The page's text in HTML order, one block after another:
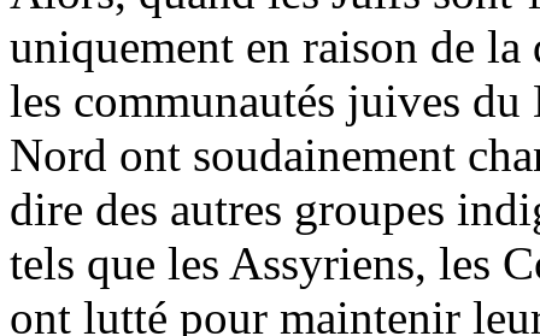
uniquement en raison de
les communautés juives
Nord ont soudainement
dire des autres groupes
tels que les Assyriens, les
ont lutté pour maintenir